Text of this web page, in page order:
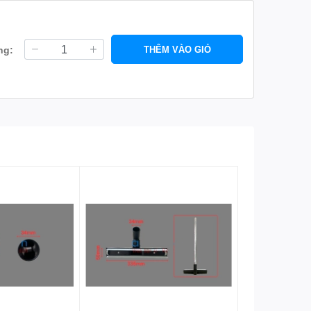
hơn và bảo vệ máy hút bụi của bạn tốt hơn. Hãy
THÊM VÀO GIỎ